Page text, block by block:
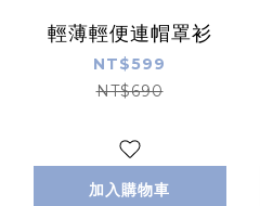
輕薄輕便連帽罩衫
NT$599
NT$690
加入購物車